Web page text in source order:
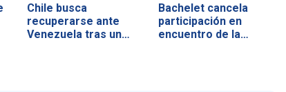
Chile busca
recuperarse ante
Venezuela tras un
Bachelet cancela
participación en
encuentro de la…